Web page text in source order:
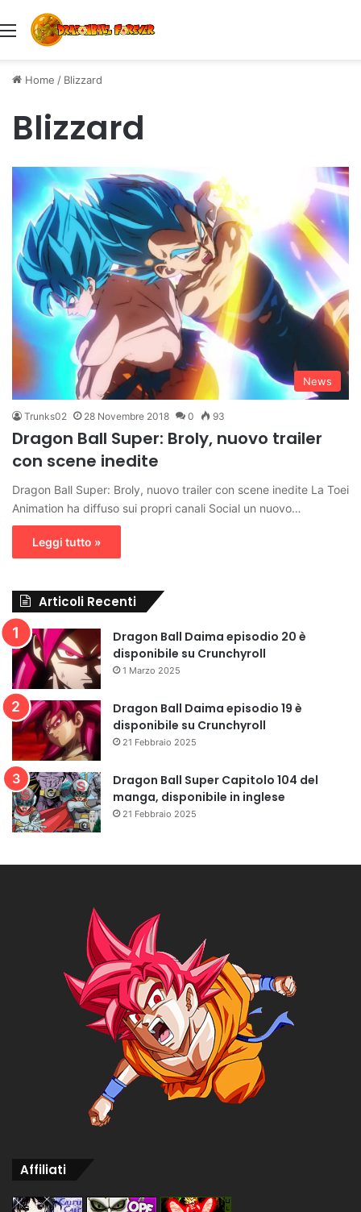
Menu
Home / Blizzard
Blizzard
News
Trunks02 28 Novembre 2018 0 93
Dragon Ball Super: Broly, nuovo trailer
con scene inedite
Dragon Ball Super: Broly, nuovo trailer con scene inedite La Toei
Animation ha diffuso sui propri canali Social un nuovo…
Leggi tutto »
Articoli Recenti
Dragon Ball Daima episodio 20 è
disponibile su Crunchyroll
1 Marzo 2025
Dragon Ball Daima episodio 19 è
disponibile su Crunchyroll
21 Febbraio 2025
Dragon Ball Super Capitolo 104 del
manga, disponibile in inglese
21 Febbraio 2025
Affiliati